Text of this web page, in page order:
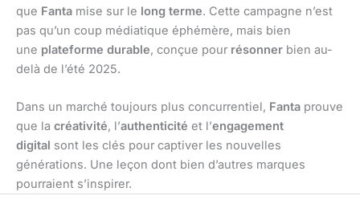
que Fanta mise sur le long terme. Cette campagne n’est
pas qu’un coup médiatique éphémère, mais bien
une plateforme durable, conçue pour résonner bien au-
delà de l’été 2025.
Dans un marché toujours plus concurrentiel, Fanta prouve
que la créativité, l’authenticité et l’engagement
digital sont les clés pour captiver les nouvelles
générations. Une leçon dont bien d’autres marques
pourraient s’inspirer.